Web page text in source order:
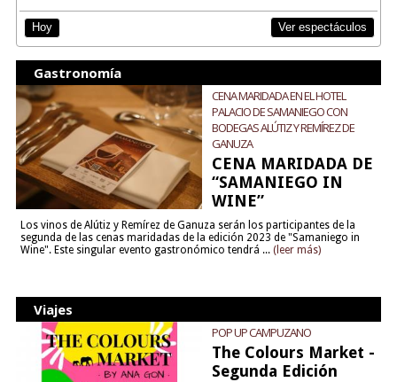
Hoy Ver espectáculos
Gastronomía
CENA MARIDADA EN EL HOTEL
PALACIO DE SAMANIEGO CON
BODEGAS ALÚTIZ Y REMÍREZ DE
GANUZA
CENA MARIDADA DE
“SAMANIEGO IN
WINE”
Los vinos de Alútiz y Remírez de Ganuza serán los participantes de la
segunda de las cenas maridadas de la edición 2023 de "Samaniego in
Wine". Este singular evento gastronómico tendrá ... (leer más)
Viajes
POP UP CAMPUZANO
The Colours Market -
Segunda Edición